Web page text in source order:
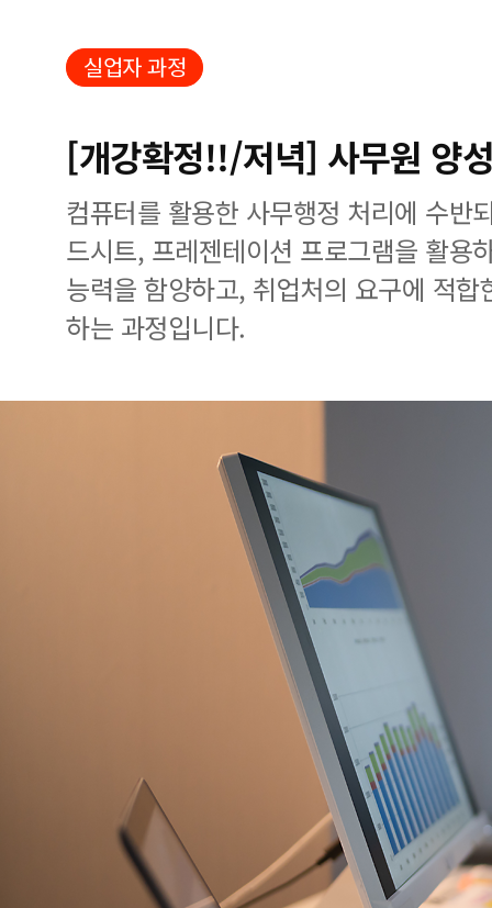
실업자 과정
[개강확정!!/저녁] 사무원 양
컴퓨터를 활용한 사무행정 처리에 수반
드시트, 프레젠테이션 프로그램을 활용
능력을 함양하고, 취업처의 요구에 적
하는 과정입니다.